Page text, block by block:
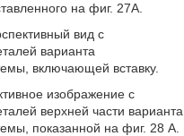
на фиг. 27А.
вид с
варианта
включающей вставку.
изображение с
верхней части варианта
показанной на фиг. 28 А.